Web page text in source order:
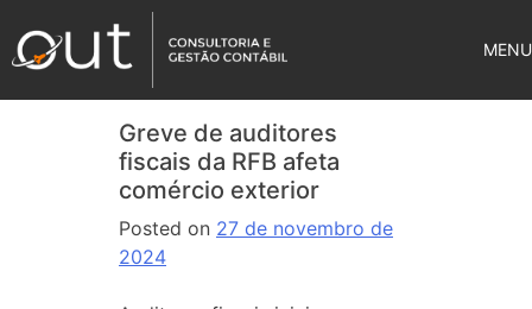
MENU
Greve de auditores
fiscais da RFB afeta
comércio exterior
Posted on 27 de novembro de
2024